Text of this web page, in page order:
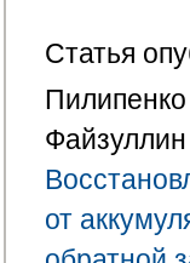
Статья
от